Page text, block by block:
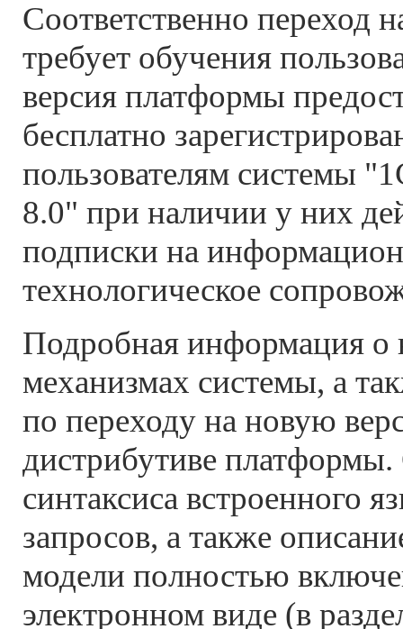
Соответственно переход
требует обучения
версия платформы
бесплатно
пользователям системы
8.0" при наличии у них
подписки на
технологическое
Подробная информация
механизмах системы, а
по переходу на новую
дистрибутиве
синтаксиса встроенного
запросов, а также
модели полностью
электронном виде (в